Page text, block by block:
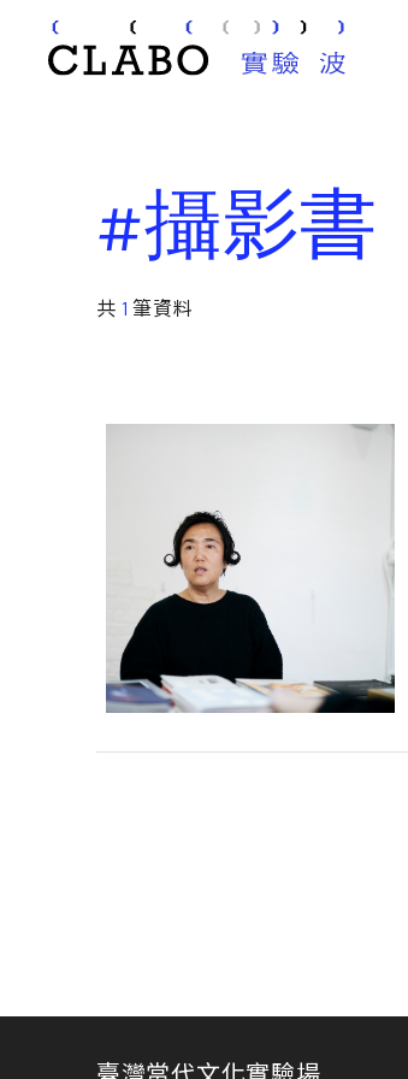
#攝影書
共 1筆資料
臺灣當代文化實驗場